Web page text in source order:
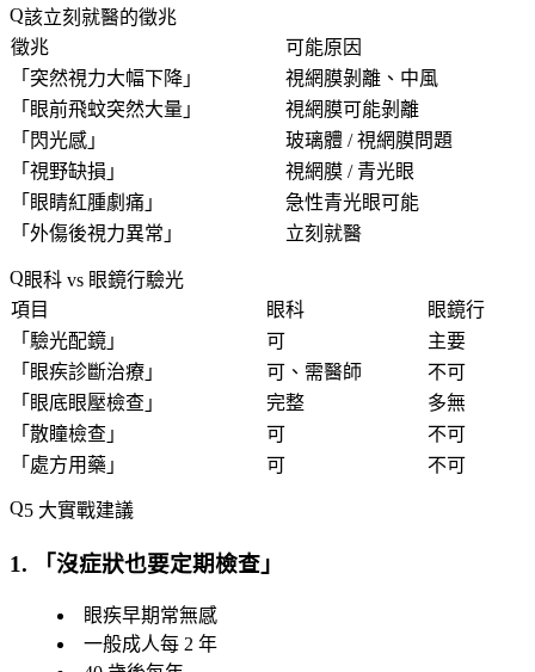
該立刻就醫的徵兆
徵兆
可能原因
「 突然視力大幅下降 」
視網膜剝離、中風
「 眼前飛蚊突然大量 」
視網膜可能剝離
「 閃光感 」
玻璃體 / 視網膜問題
「 視野缺損 」
視網膜 / 青光眼
「 眼睛紅腫劇痛 」
急性青光眼可能
「 外傷後視力異常 」 立刻就醫
眼科 vs 眼鏡行驗光
項目
眼科
眼鏡行
「 驗光配鏡 」 可
主要
「 眼疾診斷治療 」 可、需醫師
不可
「 眼底眼壓檢查 」 完整
多無
「 散瞳檢查 」 可
不可
「 處方用藥 」 可 不可
5 大實戰建議
1. 「沒症狀也要定期檢查 」
眼疾早期常無感
一般成人每 2 年